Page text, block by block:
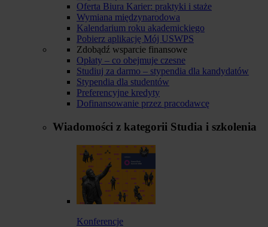
Oferta Biura Karier: praktyki i staże
Wymiana międzynarodowa
Kalendarium roku akademickiego
Pobierz aplikację Mój USWPS
Zdobądź wsparcie finansowe
Opłaty – co obejmuje czesne
Studiuj za darmo – stypendia dla kandydatów
Stypendia dla studentów
Preferencyjne kredyty
Dofinansowanie przez pracodawcę
Wiadomości z kategorii Studia i szkolenia
Konferencje